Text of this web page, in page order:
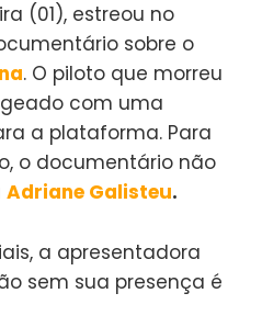
(01), estreou no
sobre o
. O piloto que morreu
com uma
a plataforma. Para
o documentário não
Adriane Galisteu.
a apresentadora
sem sua presença é